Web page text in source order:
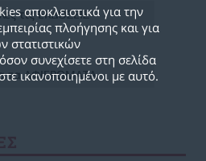
τις ΕΚΔΟΣΕΙΣ
τα ΑΦΙΕΡΩΜΑΤΑ
αποκλειστικά για την
πλοήγησης και για
στατιστικών
συνεχίσετε στη σελίδα
ικανοποιημένοι με αυτό.